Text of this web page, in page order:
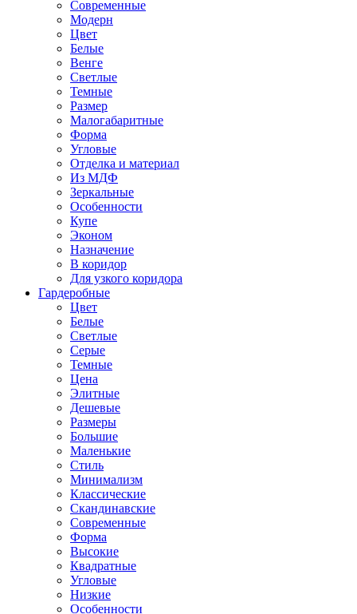
Современные
Модерн
Цвет
Белые
Венге
Светлые
Темные
Размер
Малогабаритные
Форма
Угловые
Отделка и материал
Из МДФ
Зеркальные
Особенности
Купе
Эконом
Назначение
В коридор
Для узкого коридора
Гардеробные
Цвет
Белые
Светлые
Серые
Темные
Цена
Элитные
Дешевые
Размеры
Большие
Маленькие
Стиль
Минимализм
Классические
Скандинавские
Современные
Форма
Высокие
Квадратные
Угловые
Низкие
Особенности